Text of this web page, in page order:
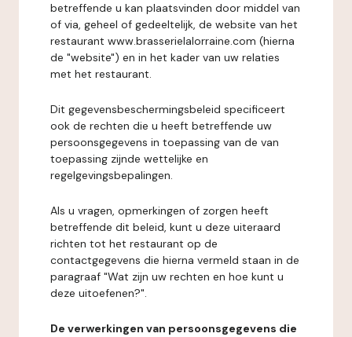
betreffende u kan plaatsvinden door middel van
of via, geheel of gedeeltelijk, de website van het
restaurant www.brasserielalorraine.com (hierna
de "website") en in het kader van uw relaties
met het restaurant.
Dit gegevensbeschermingsbeleid specificeert
ook de rechten die u heeft betreffende uw
persoonsgegevens in toepassing van de van
toepassing zijnde wettelijke en
regelgevingsbepalingen.
Als u vragen, opmerkingen of zorgen heeft
betreffende dit beleid, kunt u deze uiteraard
richten tot het restaurant op de
contactgegevens die hierna vermeld staan in de
paragraaf "Wat zijn uw rechten en hoe kunt u
deze uitoefenen?".
De verwerkingen van persoonsgegevens die